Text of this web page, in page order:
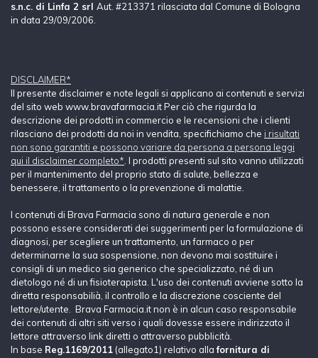
s.n.c. di Linfa 2 srl Aut. #213371 rilasciata dal Comune di Bologna
in data 29/09/2006.
DISCLAIMER*
Il presente disclaimer e note legali si applicano ai contenuti e servizi
del sito web www.bravafarmacia.it Per ciò che rigurda la
descrizione dei prodotti in commercio e le recensioni che i clienti
rilasciano dei prodotti da noi in vendita, specifichiamo che i risultati
non sono garantiti e possono variare da persona a persona leggi
qui il disclaimer completo* . I prodotti presenti sul sito vanno utilizzati
per il mantenimento del proprio stato di salute, bellezza e
benessere, il trattamento o la prevenzione di malattie.
I contenuti di Brava Farmacia sono di natura generale e non
possono essere considerati dei suggerimenti per la formulazione di
diagnosi, per scegliere un trattamento, un farmaco o per
determinarne la sua sospensione, non devono mai sostituire i
consigli di un medico sia generico che specializzato, né di un
dietologo né di un fisioterapista. L'uso dei contenuti avviene sotto la
diretta responsabilià, il controllo e la discrezione cosciente del
lettore/utente. Brava Farmacia.it non è in alcun caso responsabile
dei contenuti di altri siti verso i quali dovesse essere indirizzato il
lettore attraverso link diretti o attraverso pubblicità.
In base Reg.1169/2011 (allegato1) relativo allafornitura di